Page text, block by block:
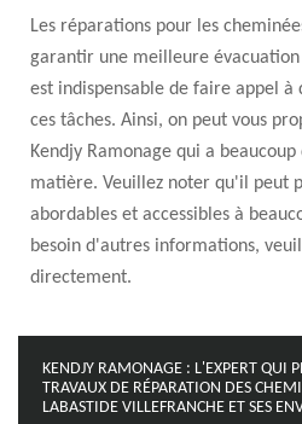
Les réparations pour les
garantir une meilleure
est indispensable de faire appel à
ces tâches. Ainsi, on peut vous
Kendjy Ramonage qui a
matière. Veuillez noter qu'il peut
abordables et accessibles à
besoin d'autres informations,
directement.
KENDJY RAMONAGE : L'EXPERT QUI
TRAVAUX DE RÉPARATION DES
LABASTIDE VILLEFRANCHE ET SES